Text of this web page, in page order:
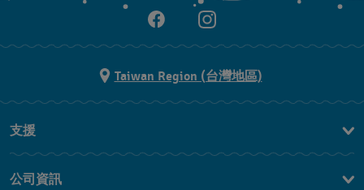
Taiwan Region (台灣地區)
支援
公司資訊